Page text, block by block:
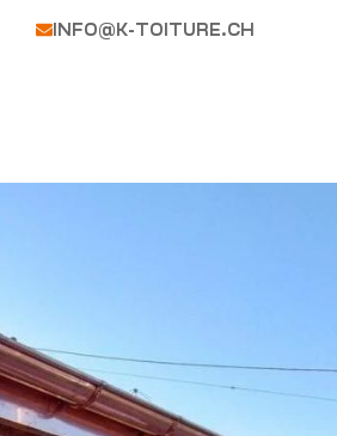
INFO@K-TOITURE.CH